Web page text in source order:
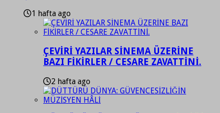
1 hafta ago
ÇEVİRİ YAZILAR SİNEMA ÜZERİNE
BAZI FİKİRLER / CESARE ZAVATTİNİ.
2 hafta ago